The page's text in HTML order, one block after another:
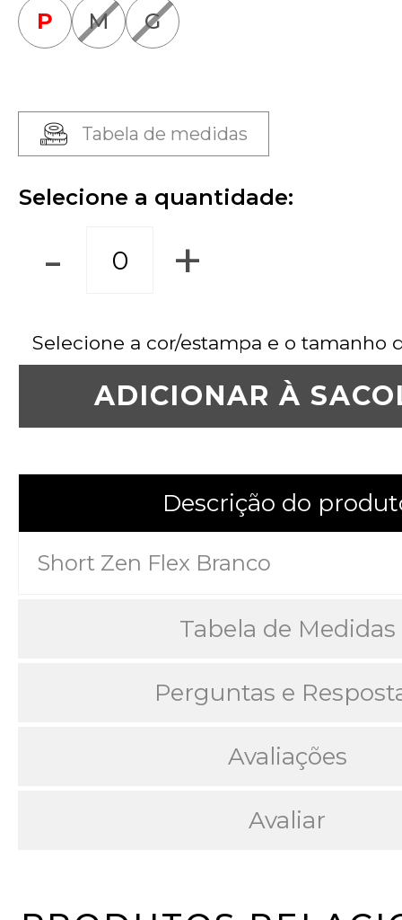
P
M G
Tabela de medidas
Selecione a quantidade:
- +
Selecione a cor/estampa e o tamanho
ADICIONAR À
Descrição do
Short Zen Flex Branco
Tabela de Medidas
Perguntas e
Avaliações
Avaliar